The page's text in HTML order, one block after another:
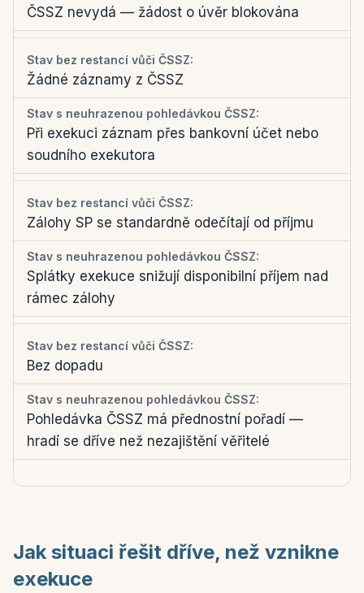
ČSSZ nevydá — žádost o úvěr blokována
Žádné záznamy z ČSSZ
Při exekuci záznam přes bankovní účet nebo
soudního exekutora
Zálohy SP se standardně odečítají od příjmu
Splátky exekuce snižují disponibilní příjem nad
rámec zálohy
Bez dopadu
Pohledávka ČSSZ má přednostní pořadí —
hradí se dříve než nezajištění věřitelé
Jak situaci řešit dříve, než vznikne
exekuce